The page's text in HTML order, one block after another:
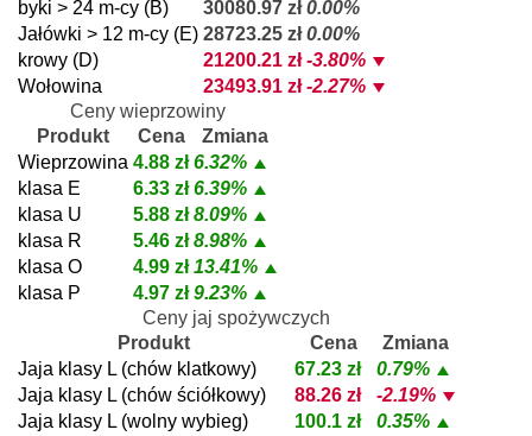
byki > 24 m-cy (B) 30080.97 zł 0.00%
Jałówki > 12 m-cy (E) 28723.25 zł 0.00%
krowy (D)
21200.21 zł -3.80%
Wołowina
23493.91 zł -2.27%
Ceny wieprzowiny
Produkt
Cena
Zmiana
Wieprzowina 4.88 zł 6.32%
klasa E
6.33 zł 6.39%
klasa U
5.88 zł 8.09%
klasa R
5.46 zł 8.98%
klasa O
4.99 zł 13.41%
klasa P
4.97 zł 9.23%
Ceny jaj spożywczych
Produkt
Cena
Zmiana
Jaja klasy L (chów klatkowy)
67.23 zł
0.79%
Jaja klasy L (chów ściółkowy)
88.26 zł
-2.19%
Jaja klasy L (wolny wybieg)
100.1 zł
0.35%